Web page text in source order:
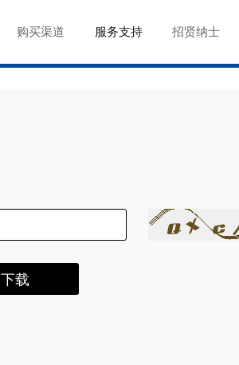
购买渠道 服务支持 招贤纳士
下载